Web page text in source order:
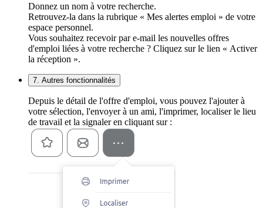
Donnez un nom à votre recherche.
Retrouvez-la dans la rubrique « Mes alertes emploi » de votre
espace personnel.
Vous souhaitez recevoir par e-mail les nouvelles offres
d'emploi liées à votre recherche ? Cliquez sur le lien « Activer
la réception ».
7. Autres fonctionnalités
Depuis le détail de l'offre d'emploi, vous pouvez l'ajouter à
votre sélection, l'envoyer à un ami, l'imprimer, localiser le lieu
de travail et la signaler en cliquant sur :